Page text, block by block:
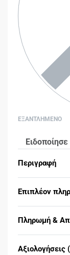
ΕΞΑΝΤΛΗΜΕΝΟ
Περιγραφή
Επιπλέον
Πληρωμή &
Αξιολογήσεις